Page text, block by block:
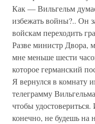
Как — Вильгельм
избежать войны?.. Он
войскам переходить
Разве министр Двора,
мне меньше шести
которое германский
Я вернулся в комнату
телеграмму
чтобы
конечно, не будешь на